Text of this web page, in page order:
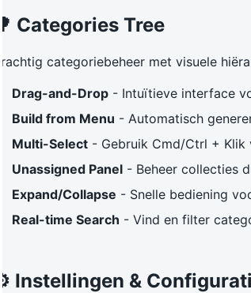
🌳 Categories Tree
Krachtig categoriebeheer met visuele
Drag-and-Drop - Intuïtieve interface
Build from Menu - Automatisch
Multi-Select - Gebruik Cmd/Ctrl +
Unassigned Panel - Beheer collecties
Expand/Collapse - Snelle bediening
Real-time Search - Vind en filter
⚙️ Instellingen &